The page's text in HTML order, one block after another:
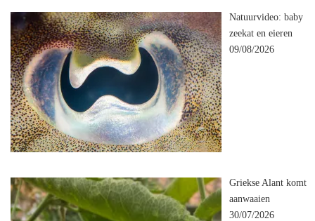
Natuurvideo: baby
zeekat en eieren
09/08/2026
Griekse Alant komt
aanwaaien
30/07/2026